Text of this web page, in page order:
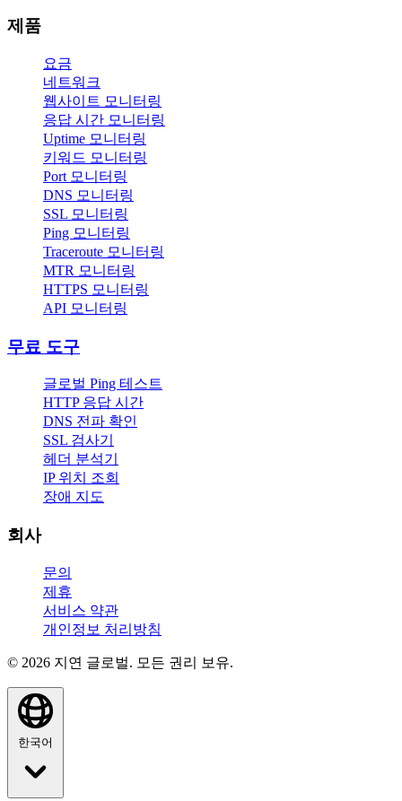
제품
요금
네트워크
웹사이트 모니터링
응답 시간 모니터링
Uptime 모니터링
키워드 모니터링
Port 모니터링
DNS 모니터링
SSL 모니터링
Ping 모니터링
Traceroute 모니터링
MTR 모니터링
HTTPS 모니터링
API 모니터링
무료 도구
글로벌 Ping 테스트
HTTP 응답 시간
DNS 전파 확인
SSL 검사기
헤더 분석기
IP 위치 조회
장애 지도
회사
문의
제휴
서비스 약관
개인정보 처리방침
© 2026 지연 글로벌. 모든 권리 보유.
한국어